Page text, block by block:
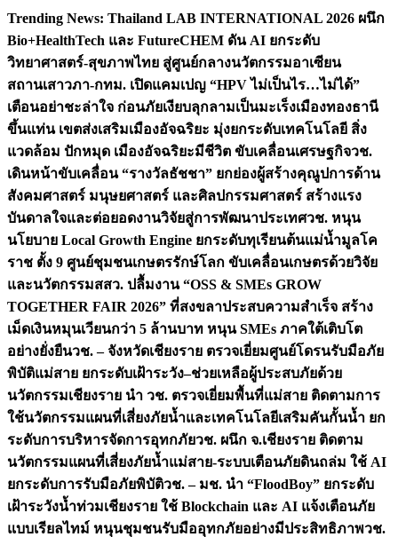
Skip
content
Trending News: Thailand LAB INTERNATIONAL 2026 ผนึก
Bio+HealthTech และ FutureCHEM ดัน AI ยกระดับ
วิทยาศาสตร์-สุขภาพไทย สู่ศูนย์กลางนวัตกรรมอาเซียน
สถานเสาวภา-กทม. เปิดแคมเปญ “HPV ไม่เป็นไร…ไม่ได้”
เตือนอย่าชะล่าใจ ก่อนภัยเงียบลุกลามเป็นมะเร็งเมืองทองธานี
ขึ้นแท่น เขตส่งเสริมเมืองอัจฉริยะ มุ่งยกระดับเทคโนโลยี สิ่ง
แวดล้อม ปักหมุด เมืองอัจฉริยะมีชีวิต ขับเคลื่อนเศรษฐกิจวช.
เดินหน้าขับเคลื่อน “รางวัลธัชชา” ยกย่องผู้สร้างคุณูปการด้าน
สังคมศาสตร์ มนุษยศาสตร์ และศิลปกรรมศาสตร์ สร้างแรง
บันดาลใจและต่อยอดงานวิจัยสู่การพัฒนาประเทศวช. หนุน
นโยบาย Local Growth Engine ยกระดับทุเรียนต้นแม่น้ำมูลโค
ราช ตั้ง 9 ศูนย์ชุมชนเกษตรรักษ์โลก ขับเคลื่อนเกษตรด้วยวิจัย
และนวัตกรรมสสว. ปลื้มงาน “OSS & SMEs GROW
TOGETHER FAIR 2026” ที่สงขลาประสบความสำเร็จ สร้าง
เม็ดเงินหมุนเวียนกว่า 5 ล้านบาท หนุน SMEs ภาคใต้เติบโต
อย่างยั่งยืนวช. – จังหวัดเชียงราย ตรวจเยี่ยมศูนย์โดรนรับมือภัย
พิบัติแม่สาย ยกระดับเฝ้าระวัง–ช่วยเหลือผู้ประสบภัยด้วย
นวัตกรรมเชียงราย นำ วช. ตรวจเยี่ยมพื้นที่แม่สาย ติดตามการ
ใช้นวัตกรรมแผนที่เสี่ยงภัยน้ำและเทคโนโลยีเสริมคันกั้นน้ำ ยก
ระดับการบริหารจัดการอุทกภัยวช. ผนึก จ.เชียงราย ติดตาม
นวัตกรรมแผนที่เสี่ยงภัยน้ำแม่สาย-ระบบเตือนภัยดินถล่ม ใช้ AI
ยกระดับการรับมือภัยพิบัติวช. – มช. นำ “FloodBoy” ยกระดับ
เฝ้าระวังน้ำท่วมเชียงราย ใช้ Blockchain และ AI แจ้งเตือนภัย
แบบเรียลไทม์ หนุนชุมชนรับมืออุทกภัยอย่างมีประสิทธิภาพวช.